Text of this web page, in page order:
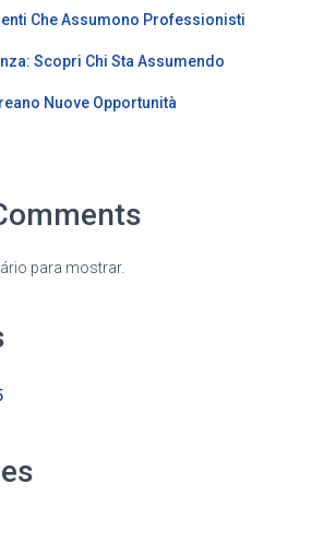
Che Assumono Professionisti
Scopri Chi Sta Assumendo
Nuove Opportunità
para mostrar.